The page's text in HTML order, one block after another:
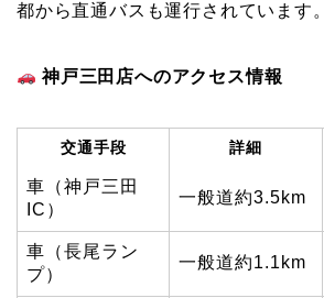
都から直通バスも運行されています。
神戸三田店へのアクセス情報
交通手段 詳細
車（神戸三田
IC）
一般道約3.5km
車（長尾ラン
プ）
一般道約1.1km